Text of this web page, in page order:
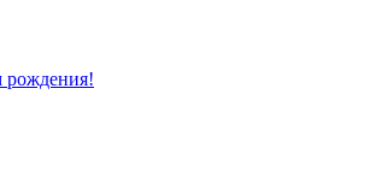
рождения!